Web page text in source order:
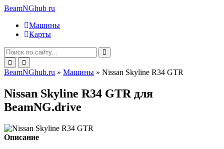
BeamNGhub ru
Машины
Карты
BeamNGhub.ru » Машины » Nissan Skyline R34 GTR
Nissan Skyline R34 GTR для
BeamNG.drive
Описание